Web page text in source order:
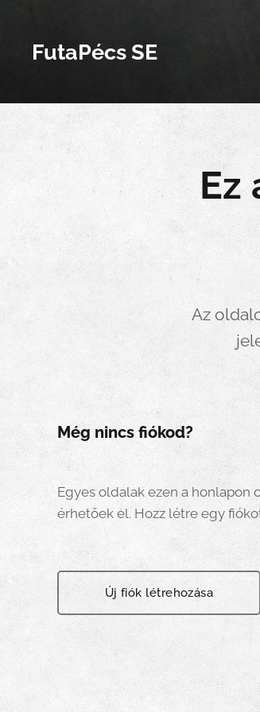
FutaPécs SE
Ez
Az
Még nincs fiókod?
Egyes oldalak ezen a honlapon
érhetőek el. Hozz létre egy
Új fiók létrehozása